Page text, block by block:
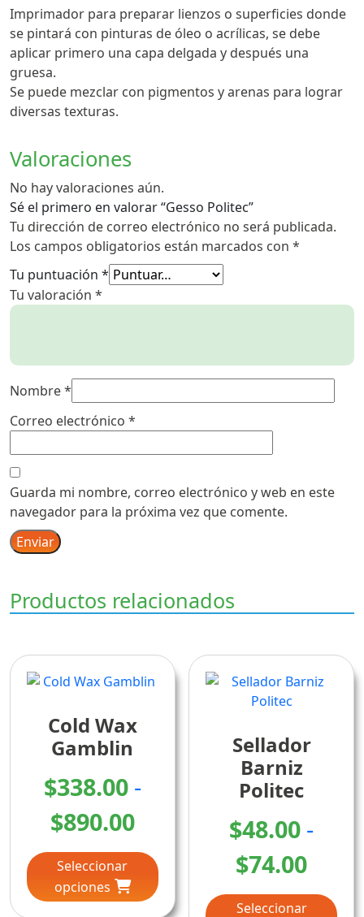
Imprimador para preparar lienzos o superficies donde
se pintará con pinturas de óleo o acrílicas, se debe
aplicar primero una capa delgada y después una
gruesa.
Se puede mezclar con pigmentos y arenas para lograr
diversas texturas.
Valoraciones
No hay valoraciones aún.
Sé el primero en valorar “Gesso Politec”
Tu dirección de correo electrónico no será publicada.
Los campos obligatorios están marcados con *
Tu puntuación *
Tu valoración *
Nombre*
Correo electrónico *
Guarda mi nombre, correo electrónico y web en este
navegador para la próxima vez que comente.
Productos relacionados
Cold Wax
Gamblin
$338.00 -
$890.00Rango
de
precios:
Seleccionar
opciones
producto
tiene
múltiples
Sellador
Barniz
Politec
$48.00 -
$74.00
de
Seleccionar